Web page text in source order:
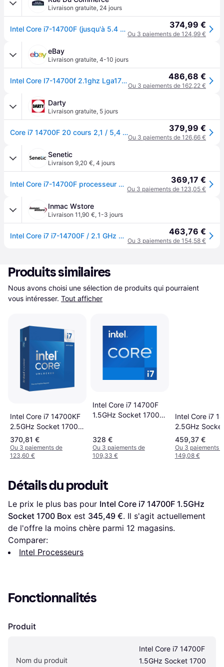
Livraison gratuite, 24 jours
Intel Core i7-14700F (jusqu'à 5.4 GHz) 374,99 €
Ou 3 paiements de 124,99 €
eBay
Livraison gratuite, 4-10 jours
Intel Core I7-14700f 2.1ghz Lga1700 33m Cache Processeur Boîtier 486,68 €
Ou 3 paiements de 162,22 €
Darty
Livraison gratuite, 5 jours
Core i7 14700F 20 cours 2,1 / 5,4 GHz 379,99 €
Ou 3 paiements de 126,66 €
Senetic
Livraison 9,20 €, 4 jours
Intel Core i7-14700F processeur 33 Mo Smart Cache Boîte BX8071514700F 369,17 €
Ou 3 paiements de 123,05 €
Inmac Wstore
Livraison 11,90 €, 1-3 jours
Intel Core i7 i7-14700F / 2.1 GHz processeur - Box 463,76 €
Ou 3 paiements de 154,58 €
Produits similaires
Nous avons choisi une sélection de produits qui pourraient
vous intéresser. Tout afficher
Intel Core i7 14700KF
2.5GHz Socket 1700
Box
370,81 €
Ou 3 paiements de
123,60 €
Intel Core i7 14700F
1.5GHz Socket 1700
328 €
Ou 3 paiements de
109,33 €
Intel Core i7
2.5GHz
Tray
459,37 €
Ou 3 paiements
149,08 €
Détails du produit
Le prix le plus bas pour Intel Core i7 14700F 1.5GHz
Socket 1700 Box est 345,49 €. Il s'agit actuellement
de l'offre la moins chère parmi 12 magasins.
Comparer:
Intel Processeurs
Fonctionnalités
Produit
Nom du produit
Intel Core i7 14700F
1.5GHz Socket 1700